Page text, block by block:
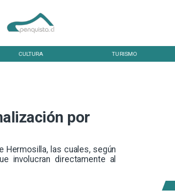
CULTURA TURISMO
por
Hermosilla, las cuales, según
involucran directamente al